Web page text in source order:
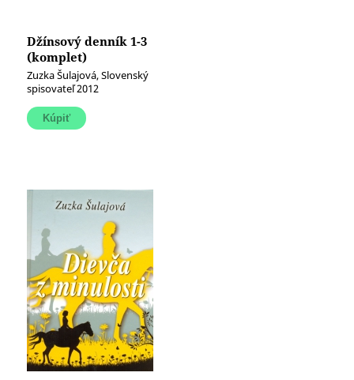
Džínsový denník 1-3
(komplet)
Zuzka Šulajová, Slovenský
spisovateľ 2012